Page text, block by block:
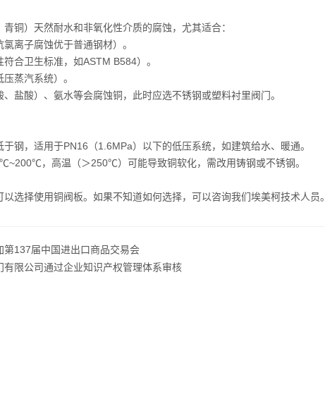
铜）天然耐水和非氧化性介质的腐蚀，尤其适合：
离子腐蚀优于普通钢材）。
合卫生标准，如ASTM B584）。
蒸汽系统）。
盐酸）、氨水等会腐蚀铜，此时应选不锈钢或塑料衬里阀门。
钢，适用于PN16（1.6MPa）以下的低压系统，如建筑给水、暖通。
，高温（＞250℃）可能导致铜软化，需改用铸钢或不锈钢。
选择使用铜阀板。如果不知道如何选择，可以咨询我们埃美柯技术人员。
第137届中国进出口商品交易会
有限公司通过企业知识产权管理体系审核